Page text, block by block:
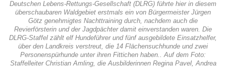
Deutschen Lebens-Rettungs-Gesellschaft (DLRG) führte hier in diesem
überschaubaren Waldgebiet erstmals ein von Bürgermeister Jürgen
Götz genehmigtes Nachttraining durch, nachdem auch die
Revierförsterin und der Jagdpächter damit einverstanden waren. Die
DLRG-Staffel zählt elf Hundeführer und fünf ausgebildete Einsatzhelfer,
über den Landkreis verstreut, die 14 Flächensuchhunde und zwei
Personenspürhunde unter ihren Fittichen haben.. Auf dem Foto:
Staffelleiter Christian Amling, die Ausbilderinnen Regina Pavel, Andrea